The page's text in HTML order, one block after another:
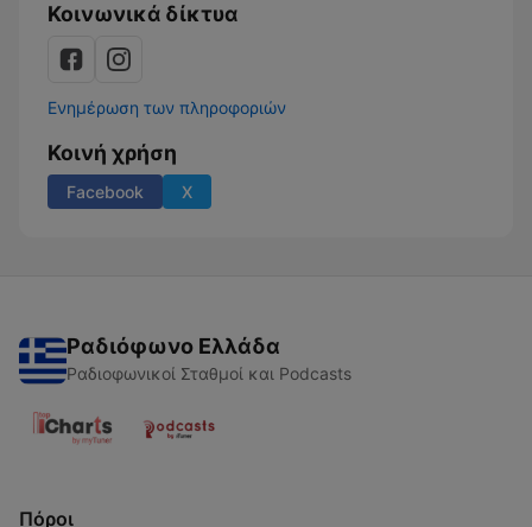
Κοινωνικά δίκτυα
Ενημέρωση των πληροφοριών
Κοινή χρήση
Facebook X
Ραδιόφωνο Ελλάδα
Ραδιοφωνικοί Σταθμοί και Podcasts
Πόροι